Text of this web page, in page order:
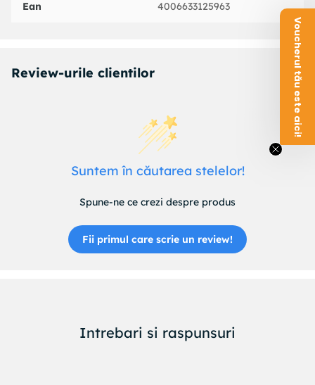
Ean 4006633125963
Review-urile clientilor
Suntem în căutarea stelelor!
Spune-ne ce crezi despre produs
Fii primul care scrie un review!
Intrebari si raspunsuri
Voucherul tău este aici!